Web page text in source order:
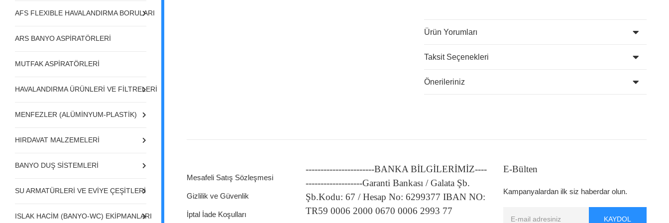
AFS FLEXIBLE HAVALANDIRMA BORULARI
ARS BANYO ASPİRATÖRLERİ
MUTFAK ASPİRATÖRLERİ
HAVALANDIRMA ÜRÜNLERİ VE FİLTRELERİ
MENFEZLER (ALÜMİNYUM-PLASTİK)
HIRDAVAT MALZEMELERİ
BANYO DUŞ SİSTEMLERİ
SU ARMATÜRLERİ VE EVİYE ÇEŞİTLERİ
ISLAK HACİM (BANYO-WC) EKİPMANLARI
Ürün Yorumları
Taksit Seçenekleri
Önerileriniz
Mesafeli Satış Sözleşmesi
Gizlilik ve Güvenlik
İptal İade Koşulları
-----------------------BANKA BİLGİLERİMİZ----
-------------------Garanti Bankası / Galata Şb.
Şb.Kodu: 67 / Hesap No: 6299377 IBAN NO:
TR59 0006 2000 0670 0006 2993 77
E-Bülten
Kampanyalardan ilk siz haberdar olun.
KAYDOL